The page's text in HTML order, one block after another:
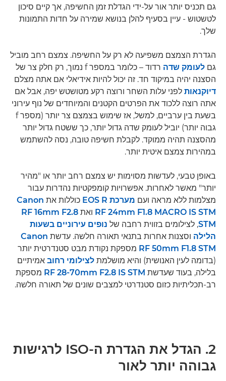
גם תכניס יותר אור על-ידי הגדלת זמן החשיפה, אך קיים סיכון
לטשטוש - עיין בסעיף להלן בנושא שמירה על חדות התמונות
שלך.
הגדרת הצמצם משפיעה לא רק על החשיפה. צמצם רחב מוביל
גם לעומק שדה
רדוד – כלומר במספר f נמוך, רק חלק צר של
הסצנה יהיה במיקוד חד. זה יכול להיות אידיאלי אם אתה מצלם
דיוקנאות לפני עלות השחר ורוצה רקע מטושטש יפה, אבל אם
אתה רוצה ללכוד את הפרטים הקטנים והמיוחדים של נוף עירוני
בשעת בין ערביים, למשל, אז שימוש בצמצם צר יותר (מספר f
גבוה יותר) יוביל לעומק שדה גדול יותר, כך ששטח גדול יותר
מהסצנה תהיה ממוקד. לקבלת חשיפה טובה, נסה להשתמש
במהירות צמצם איטית יותר.
באופן טבעי, לעדשות מסוימות יש צמצם רחב יותר או "מהיר
יותר" מאשר לאחרות. אפשרויות קומפקטיות נהדרות עבור
מצלמות ללא מראה ועם מערכת EOS R כוללות את Canon
RF 24mm F1.8 MACRO IS STM ואת RF 16mm F2.8
STM, לצילומים בזווית רחבה של נופים עירוניים בשעות
הלילה וסצנות אחרות בתנאי תאורה חלשה. עדשת Canon
RF 50mm F1.8 STM מספקת נקודת מבט סטנדרטית יותר
(בדומה לעין האנושית) והיא מושלמת לצילומי רחוב אמיתיים
בלילה, בעוד שעדשת RF 28-70mm F2.8 IS STM מספקת
רב-תכליתיות כזום סטנדרטי למצבים שונים של תאורה חלשה.
2. הגדל את הגדרת ה-ISO לרגישות
גבוהה יותר לאור